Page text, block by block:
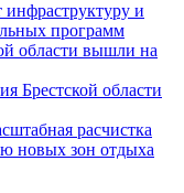
и
программ
области вышли на
Брестской области
расчистка
новых зон отдыха